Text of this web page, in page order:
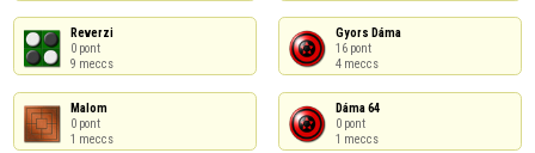
Reverzi
0 pont
9 meccs
Gyors Dáma
16 pont
4 meccs
Malom
0 pont
1 meccs
Dáma 64
0 pont
1 meccs